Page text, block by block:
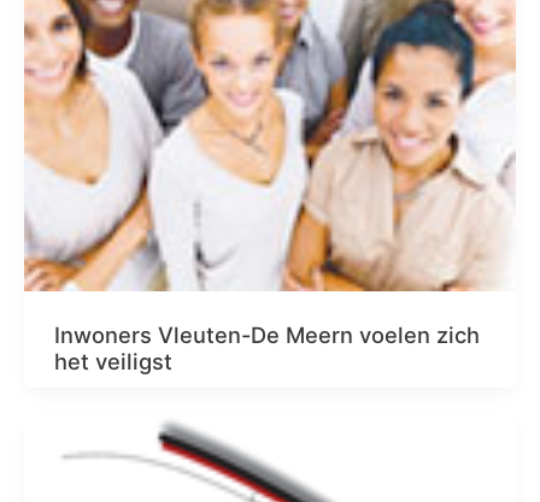
Inwoners Vleuten-De Meern voelen zich
het veiligst